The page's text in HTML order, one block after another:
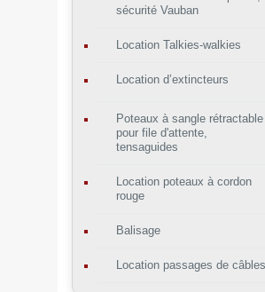
sécurité Vauban
Location Talkies-walkies
Location d’extincteurs
Poteaux à sangle rétractable
pour file d'attente,
tensaguides
Location poteaux à cordon
rouge
Balisage
Location passages de câbles